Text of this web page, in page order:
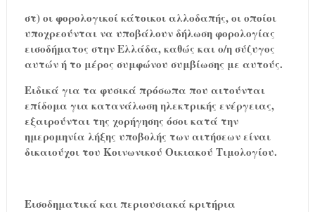
στ) οι φορολογικοί κάτοικοι αλλοδαπής, οι οποίοι
υποχρεούνται να υποβάλουν δήλωση φορολογίας
εισοδήματος στην Ελλάδα, καθώς και ο/η σύζυγος
αυτών ή το μέρος συμφώνου συμβίωσης με αυτούς.
Ειδικά για τα φυσικά πρόσωπα που αιτούνται
επίδομα για κατανάλωση ηλεκτρικής ενέργειας,
εξαιρούνται της χορήγησης όσοι κατά την
ημερομηνία λήξης υποβολής των αιτήσεων είναι
δικαιούχοι του Κοινωνικού Οικιακού Τιμολογίου.
Εισοδηματικά και περιουσιακά κριτήρια